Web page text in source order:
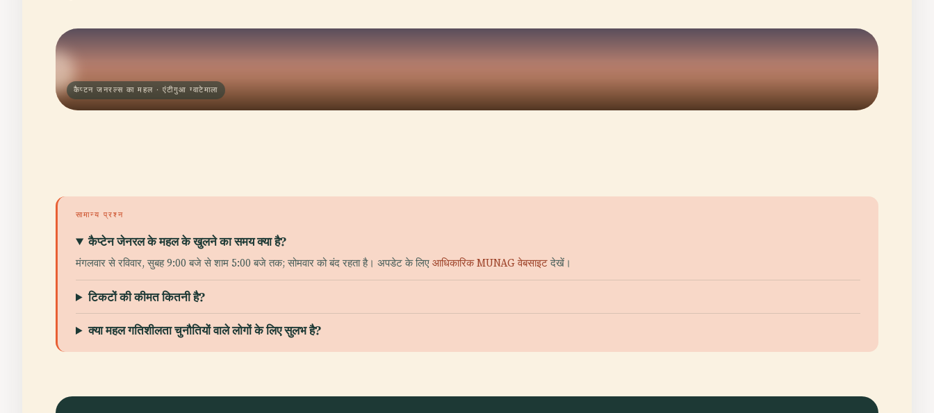
कैप्टन जनरल्स का महल · एंटीगुआ ग्वाटेमाला
सामान्य प्रश्न
कैप्टेन जेनरल के महल के खुलने का समय क्या है?
मंगलवार से रविवार, सुबह 9:00 बजे से शाम 5:00 बजे तक; सोमवार को बंद रहता है। अपडेट के लिएआधिकारिक MUNAG वेबसाइटदेखें।
टिकटों की कीमत कितनी है?
क्या महल गतिशीलता चुनौतियों वाले लोगों के लिए सुलभ है?